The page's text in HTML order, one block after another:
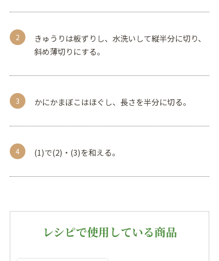
きゅうりは板ずりし、水洗いして縦半分に切り、
斜め薄切りにする。
かにかまぼこはほぐし、長さを半分に切る。
(1)で(2)・(3)を和える。
レシピで使用している商品